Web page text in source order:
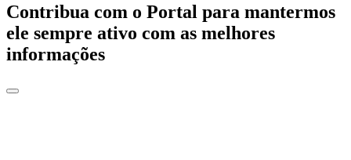
Contribua com o Portal para mantermos
ele sempre ativo com as melhores
informações